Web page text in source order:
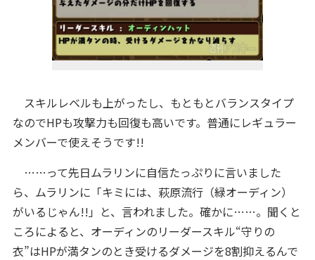
スキルレベルも上がったし、もともとバランスタイプ
なのでHPも攻撃力も回復も高いです。普通にレギュラー
メンバーで使えそうです!!
……って先日ムラリンに自信たっぷりに言いました
ら、ムラリンに「キミには、萩原流行（緑オーディン）
がいるじゃん!!」と、言われました。確かに……。聞くと
ころによると、オーディンのリーダースキル“守りの
衣”はHPが満タンのとき受けるダメージを8割抑えるんで